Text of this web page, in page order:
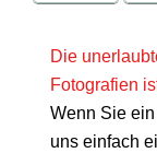
Die
Fotografien
Wenn Sie
uns einfach